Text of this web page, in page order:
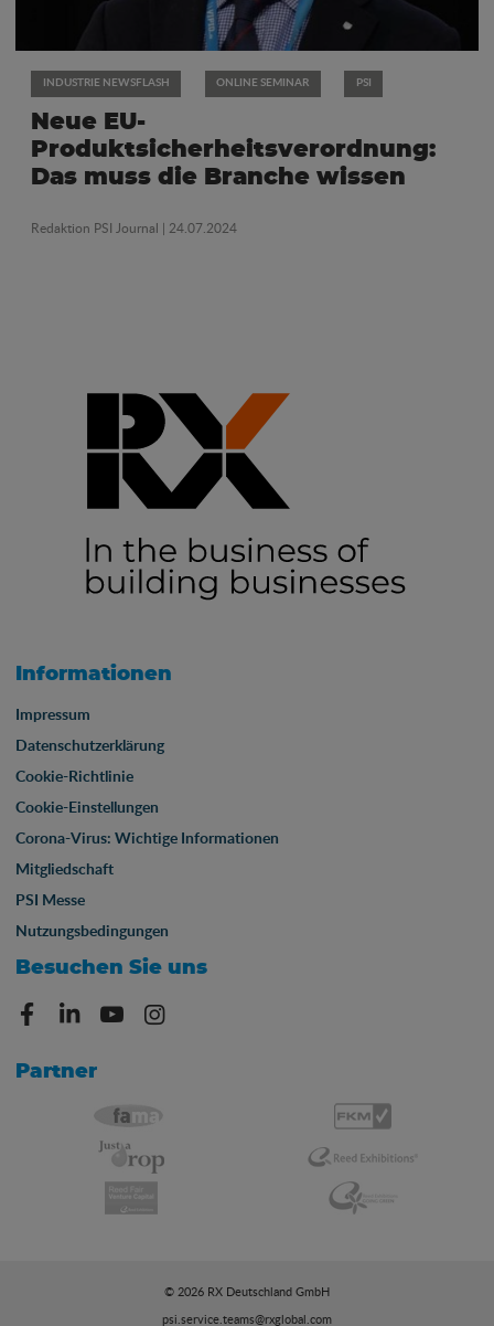
INDUSTRIE NEWSFLASH ONLINE SEMINAR PSI
Neue EU-
Produktsicherheitsverordnung:
Das muss die Branche wissen
Redaktion PSI Journal | 24.07.2024
Informationen
Impressum
Datenschutzerklärung
Cookie-Richtlinie
Cookie-Einstellungen
Corona-Virus: Wichtige Informationen
Mitgliedschaft
PSI Messe
Nutzungsbedingungen
Besuchen Sie uns
Partner
© 2026 RX Deutschland GmbH
psi.service.teams@rxglobal.com